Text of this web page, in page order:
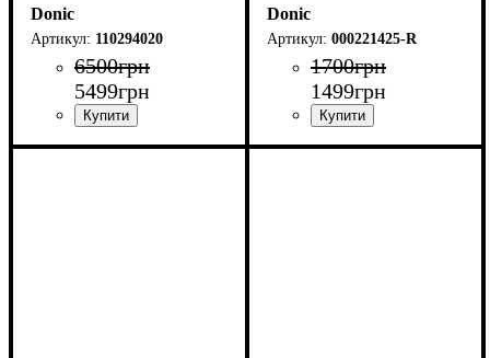
Donic
110294020
6500грн
5499грн
Donic
000221425-R
1700грн
1499грн